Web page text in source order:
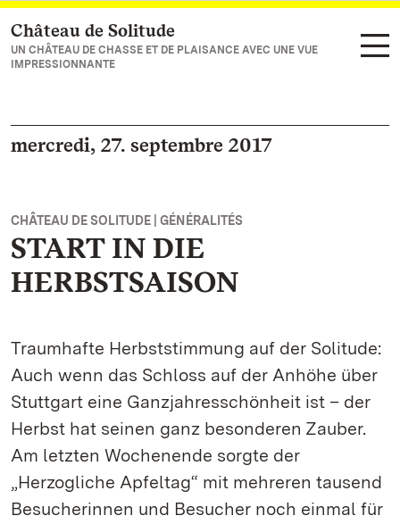
Vers la page d’accueil
Château de Solitude
UN CHÂTEAU DE CHASSE ET DE PLAISANCE AVEC UNE VUE
IMPRESSIONNANTE
mercredi, 27. septembre 2017
CHÂTEAU DE SOLITUDE | GÉNÉRALITÉS
START IN DIE
HERBSTSAISON
Traumhafte Herbststimmung auf der Solitude:
Auch wenn das Schloss auf der Anhöhe über
Stuttgart eine Ganzjahresschönheit ist – der
Herbst hat seinen ganz besonderen Zauber.
Am letzten Wochenende sorgte der
„Herzogliche Apfeltag“ mit mehreren tausend
Besucherinnen und Besucher noch einmal für